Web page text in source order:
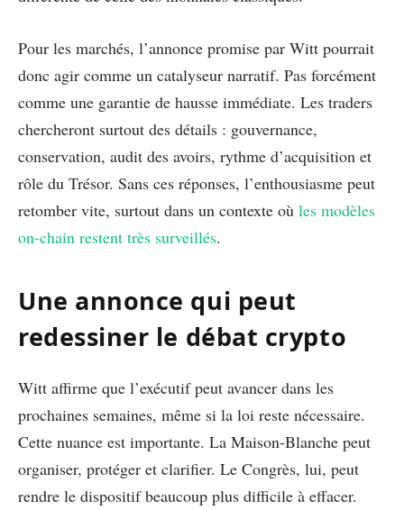
Pour les marchés, l’annonce promise par Witt pourrait
donc agir comme un catalyseur narratif. Pas forcément
comme une garantie de hausse immédiate. Les traders
chercheront surtout des détails : gouvernance,
conservation, audit des avoirs, rythme d’acquisition et
rôle du Trésor. Sans ces réponses, l’enthousiasme peut
retomber vite, surtout dans un contexte où les modèles
on-chain restent très surveillés.
Une annonce qui peut
redessiner le débat crypto
Witt affirme que l’exécutif peut avancer dans les
prochaines semaines, même si la loi reste nécessaire.
Cette nuance est importante. La Maison-Blanche peut
organiser, protéger et clarifier. Le Congrès, lui, peut
rendre le dispositif beaucoup plus difficile à effacer.